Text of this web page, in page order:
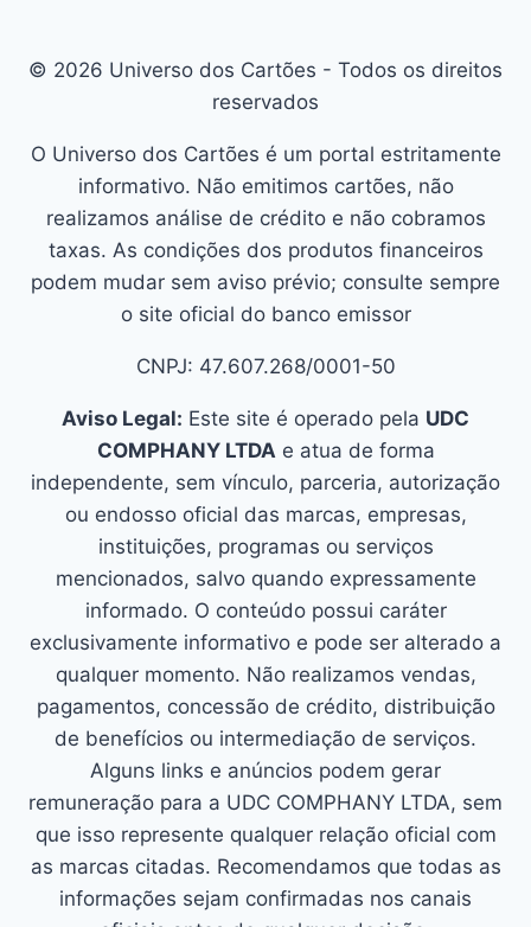
© 2026 Universo dos Cartões - Todos os direitos
reservados
O Universo dos Cartões é um portal estritamente
informativo. Não emitimos cartões, não
realizamos análise de crédito e não cobramos
taxas. As condições dos produtos financeiros
podem mudar sem aviso prévio; consulte sempre
o site oficial do banco emissor
CNPJ: 47.607.268/0001-50
Aviso Legal: Este site é operado pela UDC
COMPHANY LTDAe atua de forma
independente, sem vínculo, parceria, autorização
ou endosso oficial das marcas, empresas,
instituições, programas ou serviços
mencionados, salvo quando expressamente
informado. O conteúdo possui caráter
exclusivamente informativo e pode ser alterado a
qualquer momento. Não realizamos vendas,
pagamentos, concessão de crédito, distribuição
de benefícios ou intermediação de serviços.
Alguns links e anúncios podem gerar
remuneração para a UDC COMPHANY LTDA, sem
que isso represente qualquer relação oficial com
as marcas citadas. Recomendamos que todas as
informações sejam confirmadas nos canais